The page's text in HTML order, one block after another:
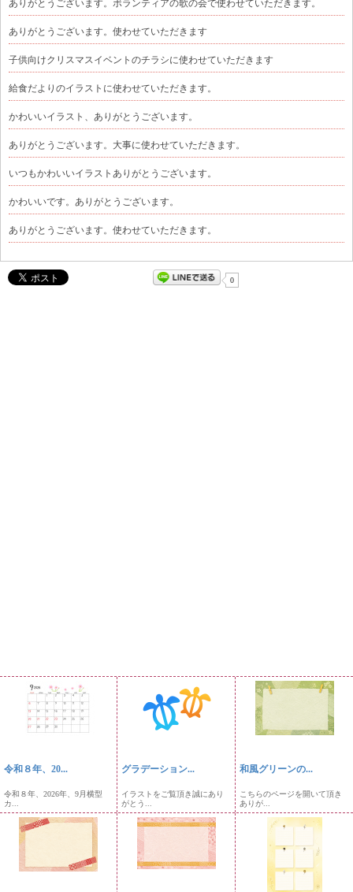
ありがとうございます。ボランティアの歌の会で使わせていただきます。
ありがとうございます。使わせていただきます
子供向けクリスマスイベントのチラシに使わせていただきます
給食だよりのイラストに使わせていただきます。
かわいいイラスト、ありがとうございます。
ありがとうございます。大事に使わせていただきます。
いつもかわいいイラストありがとうございます。
かわいいです。ありがとうございます。
ありがとうございます。使わせていただきます。
0
令和８年、20...
令和８年、2026年、9月横型
カ...
グラデーション...
イラストをご覧頂き誠にあり
がとう...
和風グリーンの...
こちらのページを開いて頂き
ありが...